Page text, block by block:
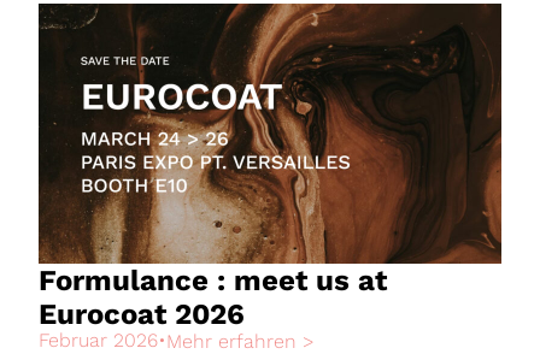
Formulance : meet us at
Eurocoat 2026
Februar 2026•Mehr erfahren >